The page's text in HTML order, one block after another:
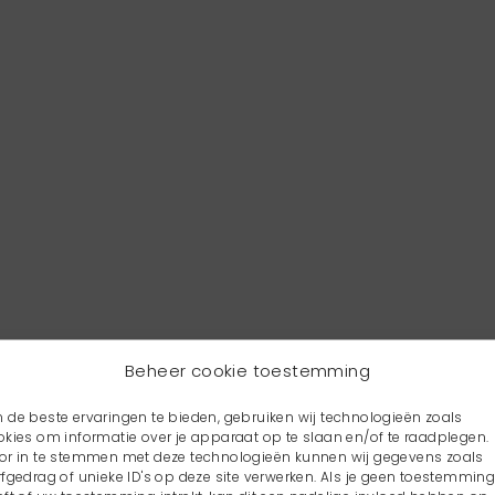
Beheer cookie toestemming
de beste ervaringen te bieden, gebruiken wij technologieën zoals
om informatie over je apparaat op te slaan en/of te raadplegen.
in te stemmen met deze technologieën kunnen wij gegevens zoals
of unieke ID's op deze site verwerken. Als je geen toestemming